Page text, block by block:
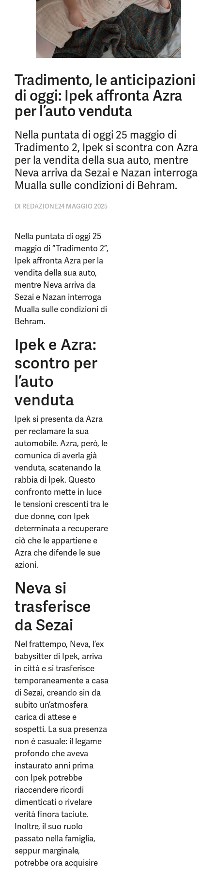
Tradimento, le anticipazioni
di oggi: Ipek affronta Azra
per l’auto venduta
Nella puntata di oggi 25 maggio di
Tradimento 2, Ipek si scontra con Azra
per la vendita della sua auto, mentre
Neva arriva da Sezai e Nazan interroga
Mualla sulle condizioni di Behram.
DI REDAZIONE24 MAGGIO 2025
Nella puntata di oggi 25
maggio di “Tradimento 2”,
Ipek affronta Azra per la
vendita della sua auto,
mentre Neva arriva da
Sezai e Nazan interroga
Mualla sulle condizioni di
Behram.
Ipek e Azra:
scontro per
l’auto
venduta
Ipek si presenta da Azra
per reclamare la sua
automobile. Azra, però, le
comunica di averla già
venduta, scatenando la
rabbia di Ipek. Questo
confronto mette in luce
le tensioni crescenti tra le
due donne, con Ipek
determinata a recuperare
ciò che le appartiene e
Azra che difende le sue
azioni.
Neva si
trasferisce
da Sezai
Nel frattempo, Neva, l’ex
babysitter di Ipek, arriva
in città e si trasferisce
temporaneamente a casa
di Sezai, creando sin da
subito un’atmosfera
carica di attese e
sospetti. La sua presenza
non è casuale: il legame
profondo che aveva
instaurato anni prima
con Ipek potrebbe
riaccendere ricordi
dimenticati o rivelare
verità finora taciute.
Inoltre, il suo ruolo
passato nella famiglia,
seppur marginale,
potrebbe ora acquisire